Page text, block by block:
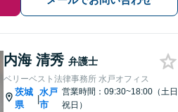
内海 清秀 弁護士
ベリーベスト法律事務所 水戸オフィス
茨城
県
|
水戸
市
営業時間：09:30~18:00（土日
祝日）